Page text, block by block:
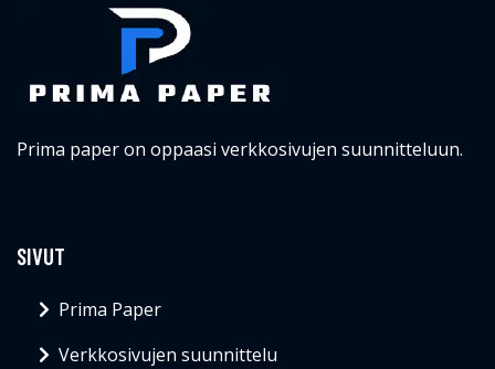
Prima paper on oppaasi verkkosivujen suunnitteluun.
SIVUT
Prima Paper
Verkkosivujen suunnittelu